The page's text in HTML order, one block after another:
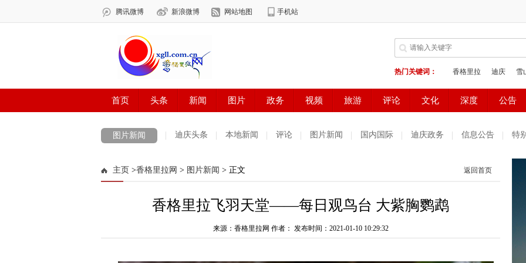
图片新闻 迪庆头条 本地新闻 评论 图片新闻 国内国际 迪庆政务 信息公告 特
主页 >香格里拉网 > 图片新闻 > 正文 返回首页
香格里拉飞羽天堂——每日观鸟台 大紫胸鹦鹉
来源：香格里拉网 作者： 发布时间：2021-01-10 10:29:32